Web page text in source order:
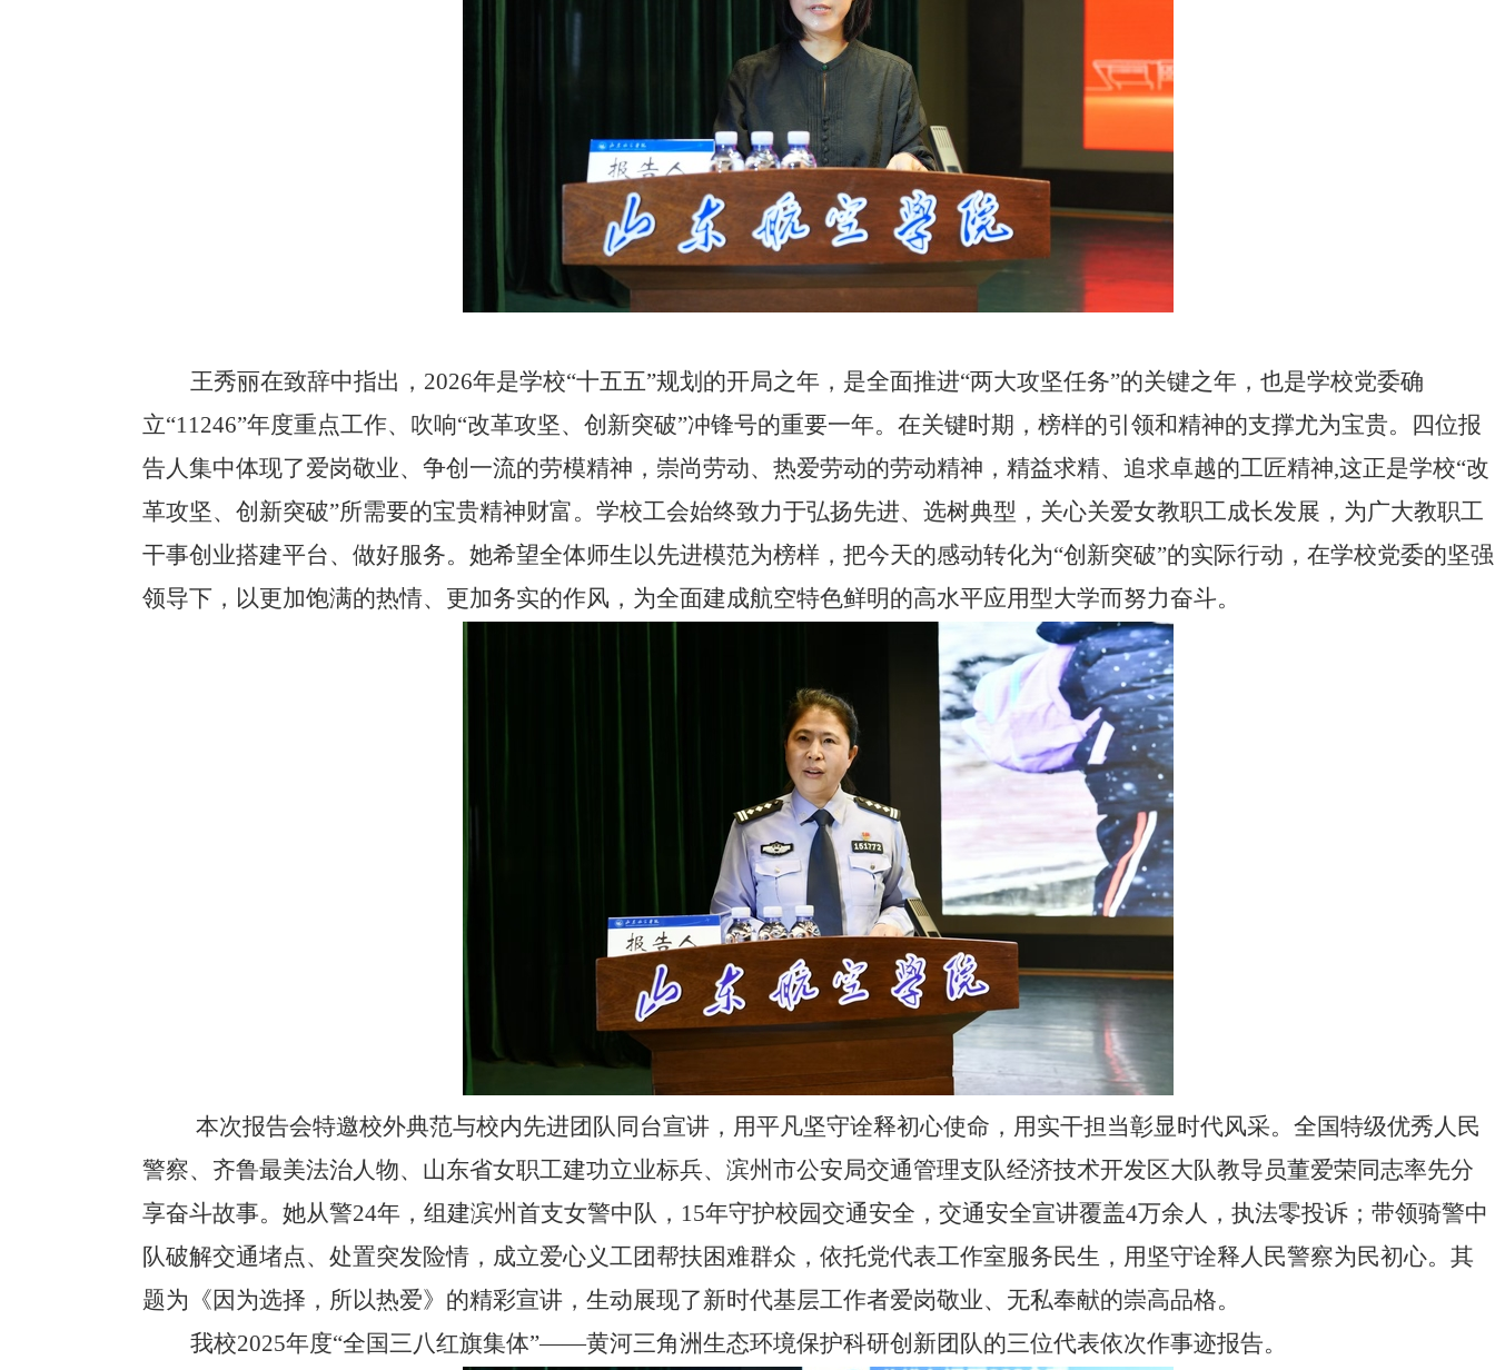
王秀丽在致辞中指出， 2026年是学校“十五五”规划的开局之年，是全面推进“两大攻坚任务”的关键之年，也是学校党委确
立“11246”年度重点工作、吹响“改革攻坚、创新突破”冲锋号的重要一年。在关键时期，榜样的引领和精神的支撑尤为宝贵。四位报
告人集中体现了爱岗敬业、争创一流的劳模精神，崇尚劳动、热爱劳动的劳动精神，精益求精、追求卓越的工匠精神,这正是学校“改
革攻坚、创新突破”所需要的宝贵精神财富。 学校工会始终致力于弘扬先进、选树典型，关心关爱女教职工成长发展，为广大教职工
干事创业搭建平台、做好服务。 她希望全体师生 以先进模范为榜样，把今天的感动转化为“创新突破”的实际行动，在学校党委的坚强
领导下，以更加饱满的热情、更加务实的作风，为全面建成航空特色鲜明的高水平应用型大学而努力奋斗。
本次报告会特邀校外典范与校内先进团队同台宣讲，用平凡坚守诠释初心使命，用实干担当彰显时代风采。全国特级优秀人民
警察、齐鲁最美法治人物、 山东省女职工建功立业标兵、 滨州市公安局交通管理支队经济技术开发区大队教导员董爱荣同志率先分
享奋斗故事。她从警24年，组建滨州首支女警中队，15年守护校园交通安全，交通安全宣讲覆盖4万余人，执法零投诉；带领骑警中
队破解交通堵点、处置突发险情，成立爱心义工团帮扶困难群众，依托党代表工作室服务民生，用坚守诠释人民警察为民初心。其
题为《因为选择，所以热爱》的精彩宣讲，生动展现了新时代基层工作者爱岗敬业、无私奉献的崇高品格。
我校2025年度“全国三八红旗集体”——黄河三角洲生态环境保护科研创新团队的三位代表依次作事迹报告。